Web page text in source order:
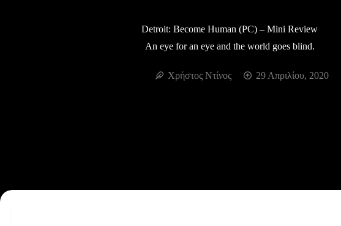
Detroit: Become Human (PC) – Mini Review
An eye for an eye and the world goes blind.
Χρήστος Ντίνος 29 Απριλίου, 2020